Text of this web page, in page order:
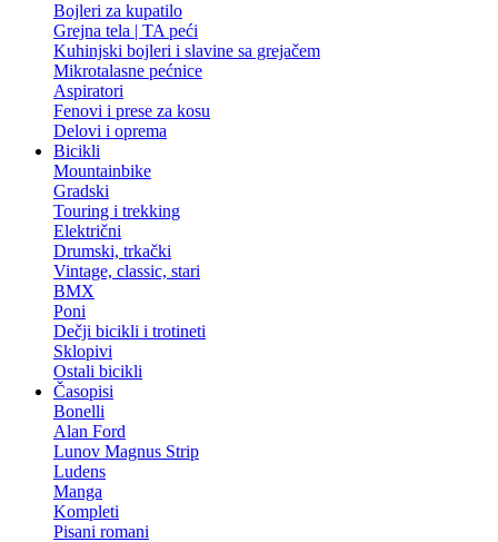
Bojleri za kupatilo
Grejna tela | TA peći
Kuhinjski bojleri i slavine sa grejačem
Mikrotalasne pećnice
Aspiratori
Fenovi i prese za kosu
Delovi i oprema
Bicikli
Mountainbike
Gradski
Touring i trekking
Električni
Drumski, trkački
Vintage, classic, stari
BMX
Poni
Dečji bicikli i trotineti
Sklopivi
Ostali bicikli
Časopisi
Bonelli
Alan Ford
Lunov Magnus Strip
Ludens
Manga
Kompleti
Pisani romani